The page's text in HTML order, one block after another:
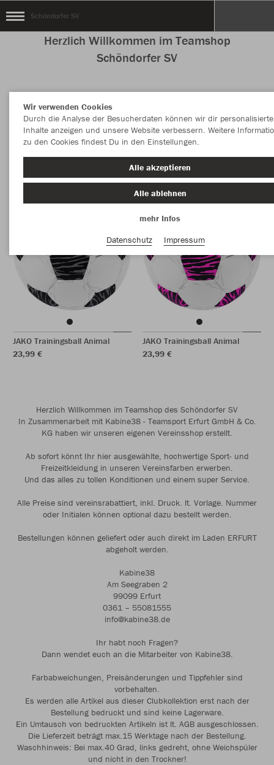
Schöndorfer SV
Herzlich Willkommen im Teamshop
Schöndorfer SV
Farbe
JAKO Trainingsball Animal
23,99 €
JAKO Trainingsball Animal
23,99 €
Herzlich Willkommen im Teamshop des Schöndorfer SV
In Zusammenarbeit mit Kabine38 - Teamsport Erfurt GmbH & Co.
KG haben wir unseren eigenen Vereinsshop erstellt.
Ab sofort könnt Ihr hier ausgewählte, hochwertige Sport- und
Freizeitkleidung in unseren Vereinsfarben erwerben.
Und das alles zu tollen Konditionen und einem super Service.
Alle Preise sind vereinsrabattiert, inkl. Druck. lt. Vorlage. Nummer
oder Initialen können optional dazu bestellt werden.
Bestellungen können geliefert oder auch direkt im Laden ERFURT
abgeholt werden.
Kabine38
Am Seegraben 2
99099 Erfurt
0361 – 55081555
info@kabine38.de
Ihr habt noch Fragen?
Dann wendet euch an die Mitarbeiter von Kabine38.
Farbabweichungen, Preisänderungen und Tippfehler sind
vorbehalten.
Es werden alle Artikel aus dieser Clubkollektion erst nach der
Bestellung bedruckt und sind keine Lagerware.
Ein Umtausch von bedruckten Artikeln ist lt. AGB ausgeschlossen.
Die Lieferzeit beträgt max.15 Werktage nach der Bestellung.
Waschhinweis: Bei max.40 Grad, links gedreht, ohne Weichspüler
und nicht in den Trockner!
Wir verwenden Cookies
Durch die Analyse der Besucherdaten können wir dir personalisierte
Inhalte anzeigen und unsere Website verbessern. Weitere
zu den Cookies findest Du in den Einstellungen.
Alle akzeptieren
Alle ablehnen
mehr Infos
Datenschutz
Impressum